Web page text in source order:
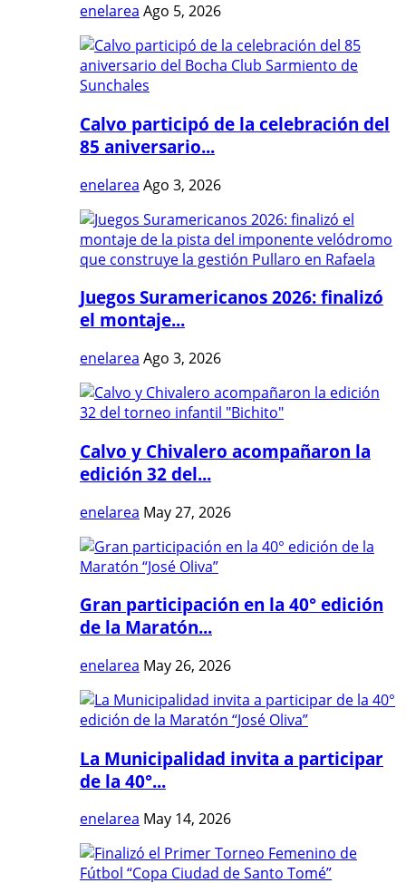
enelarea Ago 5, 2026
Calvo participó de la celebración del
85 aniversario...
enelarea Ago 3, 2026
Juegos Suramericanos 2026: finalizó
el montaje...
enelarea Ago 3, 2026
Calvo y Chivalero acompañaron la
edición 32 del...
enelarea May 27, 2026
Gran participación en la 40° edición
de la Maratón...
enelarea May 26, 2026
La Municipalidad invita a participar
de la 40°...
enelarea May 14, 2026